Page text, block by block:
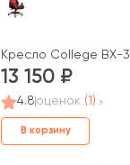
Кресло College BX-
13 150
4.8 оценок (1)
В корзину